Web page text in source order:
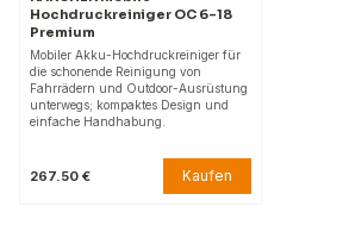
Hochdruckreiniger OC 6-18
Premium
Mobiler Akku-Hochdruckreiniger für
die schonende Reinigung von
Fahrrädern und Outdoor-Ausrüstung
unterwegs; kompaktes Design und
einfache Handhabung.
267.50 € Kaufen